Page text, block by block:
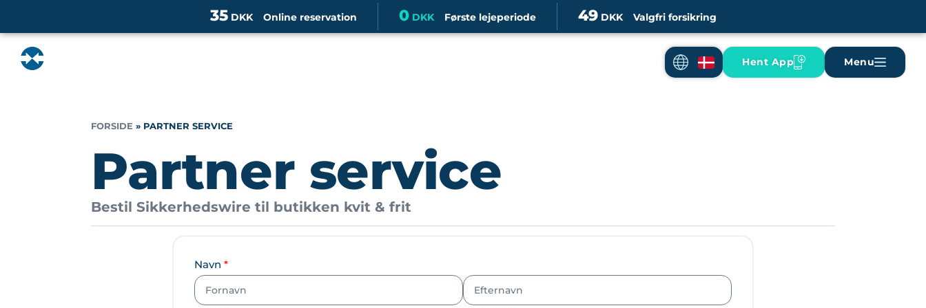
Online reservation
35DKK Første lejeperiode
0DKK Valgfri forsikring
49DKK
Hent App Menu
FORSIDE » PARTNER SERVICE
Partner service
Bestil Sikkerhedswire til butikken kvit & frit
Navn *
*
P
o